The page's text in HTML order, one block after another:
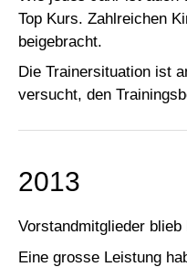
Top Kurs. Zahlreichen
beigebracht.
Die Trainersituation ist
versucht, den
2013
Vorstandmitglieder
Eine grosse Leistung